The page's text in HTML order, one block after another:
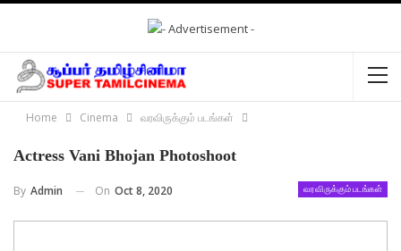
Home Cinema வரவிருக்கும் படங்கள்
Actress Vani Bhojan Photoshoot
வரவிருக்கும் படங்கள்
By Admin On Oct 8, 2020